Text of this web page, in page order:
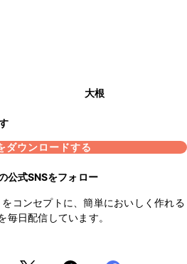
大根
ダウンロードする
公式SNSをフォロー
をコンセプトに、簡単においしく作れる
毎日配信しています。